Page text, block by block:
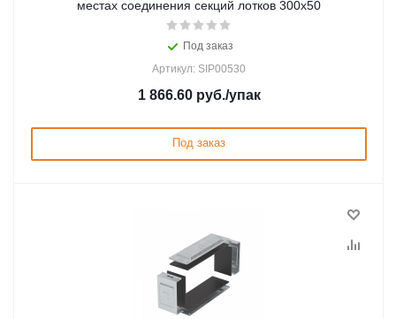
местах соединения секций лотков 300х50
Под заказ
Артикул: SIP00530
1 866.60руб./упак
Под заказ